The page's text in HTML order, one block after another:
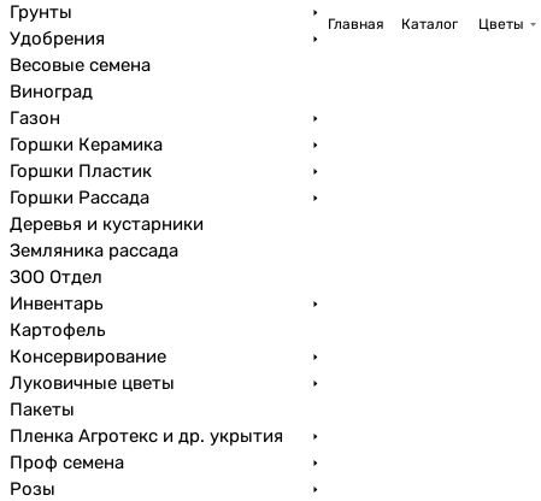
Главная Каталог Цветы
Грунты
Удобрения
Весовые семена
Виноград
Газон
Горшки Керамика
Горшки Пластик
Горшки Рассада
Деревья и кустарники
Земляника рассада
ЗОО Отдел
Инвентарь
Картофель
Консервирование
Луковичные цветы
Пакеты
Пленка Агротекс и др. укрытия
Проф семена
Розы